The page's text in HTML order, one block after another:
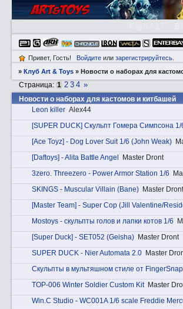
Привет, Гость! Войдитеили зарегистрируйтесь.
»Клуб Art & Toys »Новости о наборах для
Новости о наборах для кастомов и китбашей
Страница: 1 2 3 4 »
Leon killer Alex44
[SUPER DUCK] Скульпт Гомера Симпсона
[Ace Toyz] - Dog Lover Suit 1/6 (John Weak)
[Daftoys] - Alita Battle Angel
Master Dront
3zerо. Threezero - Power Armor Station 1/6
SKINGS - Muscular Villain (Bane) Master Dront
[Master Team] - Super Cop (Jill Valentine/
Mostoys - скульпты голов и лапки котов 1/6
[Super Duck] - SET052 (Geisha) Master Dront
SUPER DUCK - Nier Automata 2.0 Master
Скульпты в мультяшном стиле от
TOP-006 Winter Soldier Custom Kit Master
Win.C Studio - WC001A 1/6 scale Freddie